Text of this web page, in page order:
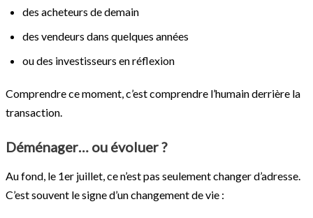
des acheteurs de demain
des vendeurs dans quelques années
ou des investisseurs en réflexion
Comprendre ce moment, c’est comprendre l’humain derrière la
transaction.
Déménager… ou évoluer ?
Au fond, le 1er juillet, ce n’est pas seulement changer d’adresse.
C’est souvent le signe d’un changement de vie :